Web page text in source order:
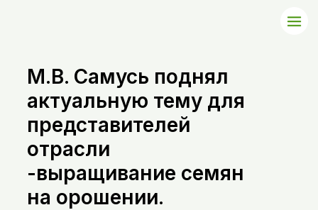
М.В. Самусь поднял
актуальную тему для
представителей
отрасли
-выращивание семян
на орошении.